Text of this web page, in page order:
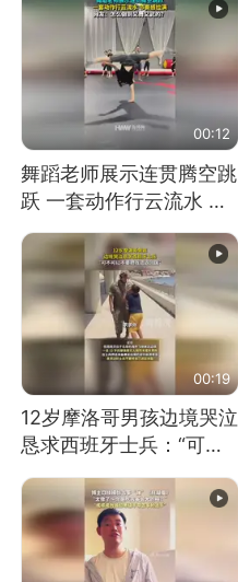
00:12
舞蹈老师展示连贯腾空跳
跃 一套动作行云流水 节
奏感拉满 网友：怎么做
到又舞又武的？
00:19
12岁摩洛哥男孩边境哭泣
恳求西班牙士兵：“可不
可以不要把我遣返回国”